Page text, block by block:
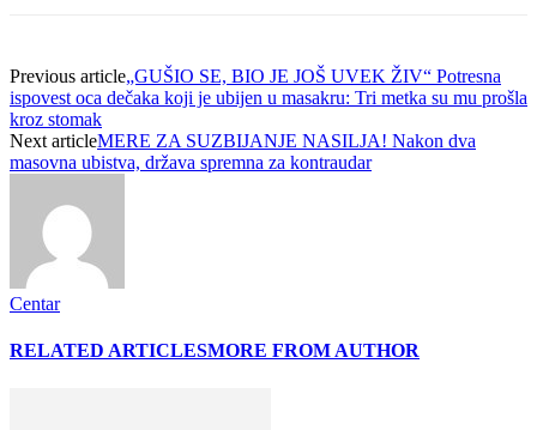
Previous article„GUŠIO SE, BIO JE JOŠ UVEK ŽIV“ Potresna
ispovest oca dečaka koji je ubijen u masakru: Tri metka su mu prošla
kroz stomak
Next articleMERE ZA SUZBIJANJE NASILJA! Nakon dva
masovna ubistva, država spremna za kontraudar
Centar
RELATED ARTICLESMORE FROM AUTHOR